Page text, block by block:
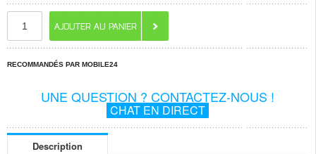
RECOMMANDÉS PAR MOBILE24
UNE QUESTION ? CONTACTEZ-NOUS !
CHAT EN DIRECT
Description